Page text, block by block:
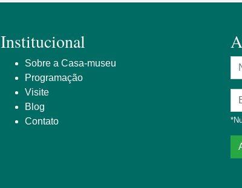
Institucional
Sobre a Casa-museu
Programação
Visite
Blog
Contato